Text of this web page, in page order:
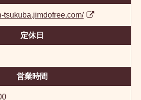
tsukuba.jimdofree.com/
定休日
営業時間